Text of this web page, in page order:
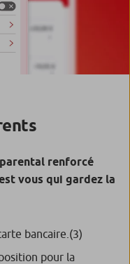
renforcé
vous qui gardez la
bancaire. (3)
pour la